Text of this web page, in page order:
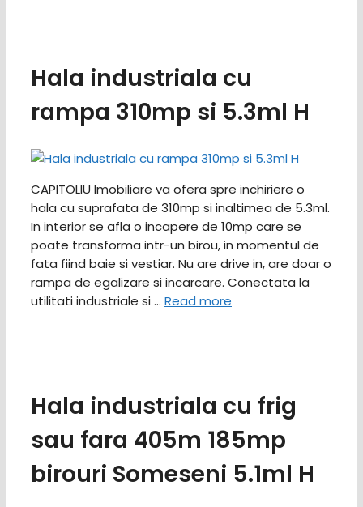
Hala industriala cu
rampa 310mp si 5.3ml H
CAPITOLIU Imobiliare va ofera spre inchiriere o
hala cu suprafata de 310mp si inaltimea de 5.3ml.
In interior se afla o incapere de 10mp care se
poate transforma intr-un birou, in momentul de
fata fiind baie si vestiar. Nu are drive in, are doar o
rampa de egalizare si incarcare. Conectata la
utilitati industriale si … Read more
Hala industriala cu frig
sau fara 405m 185mp
birouri Someseni 5.1ml H